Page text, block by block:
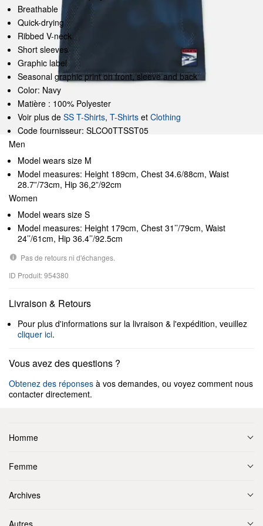
Breathable
Quick-drying
Ribbed V-neck
Short sleeves
Graphic label
Seasonal graphic print on front, sleeve and back
Color: Navy
Matière : 100% Polyester
Voir plus de SS T-Shirts, T-Shirts et Clothing
Code fournisseur: SLCO0TTSST05
Men
Model wears size M
Model measures: Height 189cm, Chest 34.6/88cm, Waist
28.7”/73cm, Hip 36,2”/92cm
Women
Model wears size S
Model measures: Height 179cm, Chest 31’’/79cm, Waist
24’’/61cm, Hip 36.4’’/92.5cm
Pas de retours ni d'échanges.
ID Produit: 954380
Livraison & Retours
Pour plus d'informations sur la livraison & l'expédition, veuillez
cliquer ici.
Vous avez des questions ?
Obtenez des réponses à vos demandes, ou voyez comment nous
contacter directement.
Homme
Femme
Archives
Autres